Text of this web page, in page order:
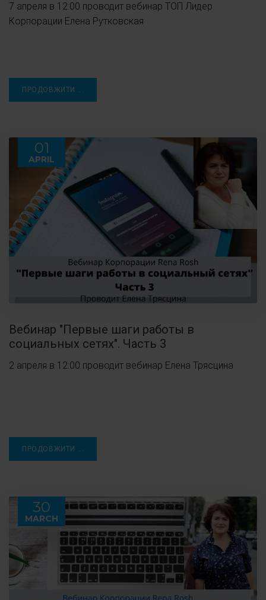
7 апреля в 12:00 проводит вебинар ТОП Лидер
Корпорации Елена Рутковская
ПРОДОВЖИТИ ...
01
APRIL
Вебинар "Первые шаги работы в
социальных сетях". Часть 3
2 апреля в 12:00 проводит вебинар Елена Трясцина
ПРОДОВЖИТИ ...
30
MARCH